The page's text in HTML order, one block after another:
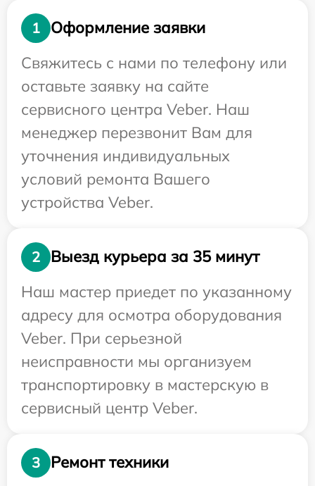
1
Оформление заявки
Свяжитесь с нами по телефону или
оставьте заявку на сайте
сервисного центра Veber. Наш
менеджер перезвонит Вам для
уточнения индивидуальных
условий ремонта Вашего
устройства Veber.
2
Выезд курьера за 35 минут
Наш мастер приедет по указанному
адресу для осмотра оборудования
Veber. При серьезной
неисправности мы организуем
транспортировку в мастерскую в
сервисный центр Veber.
3
Ремонт техники